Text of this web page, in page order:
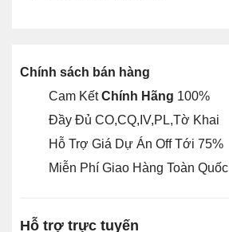
Chính sách bán hàng
Cam KếtChính Hãng 100%
Đầy Đủ CO,CQ,IV,PL,Tờ Khai
Hỗ Trợ Giá Dự Án Off Tới 75%
Miễn Phí Giao Hàng Toàn Quốc
Hỗ trợ trực tuyến